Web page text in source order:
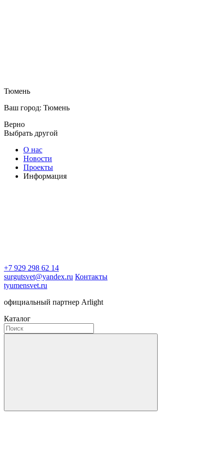
Тюмень
Ваш город: Тюмень
Верно
Выбрать другой
О нас
Новости
Проекты
Информация
+7 929 298 62 14
surgutsvet@yandex.ru Контакты
tyumensvet.ru
официальный партнер Arlight
Каталог